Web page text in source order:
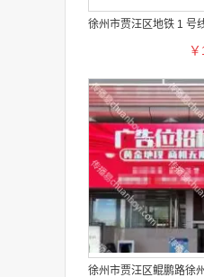
徐州市贾汪区地铁 1 号
徐州市贾汪区鲲鹏路徐